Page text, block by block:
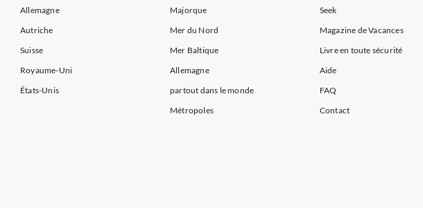
Allemagne
Autriche
Suisse
Royaume-Uni
États-Unis
Majorque
Mer du Nord
Mer Baltique
Allemagne
partout dans le monde
Métropoles
Seek
Magazine de Vacances
Livre en toute sécurité
Aide
FAQ
Contact